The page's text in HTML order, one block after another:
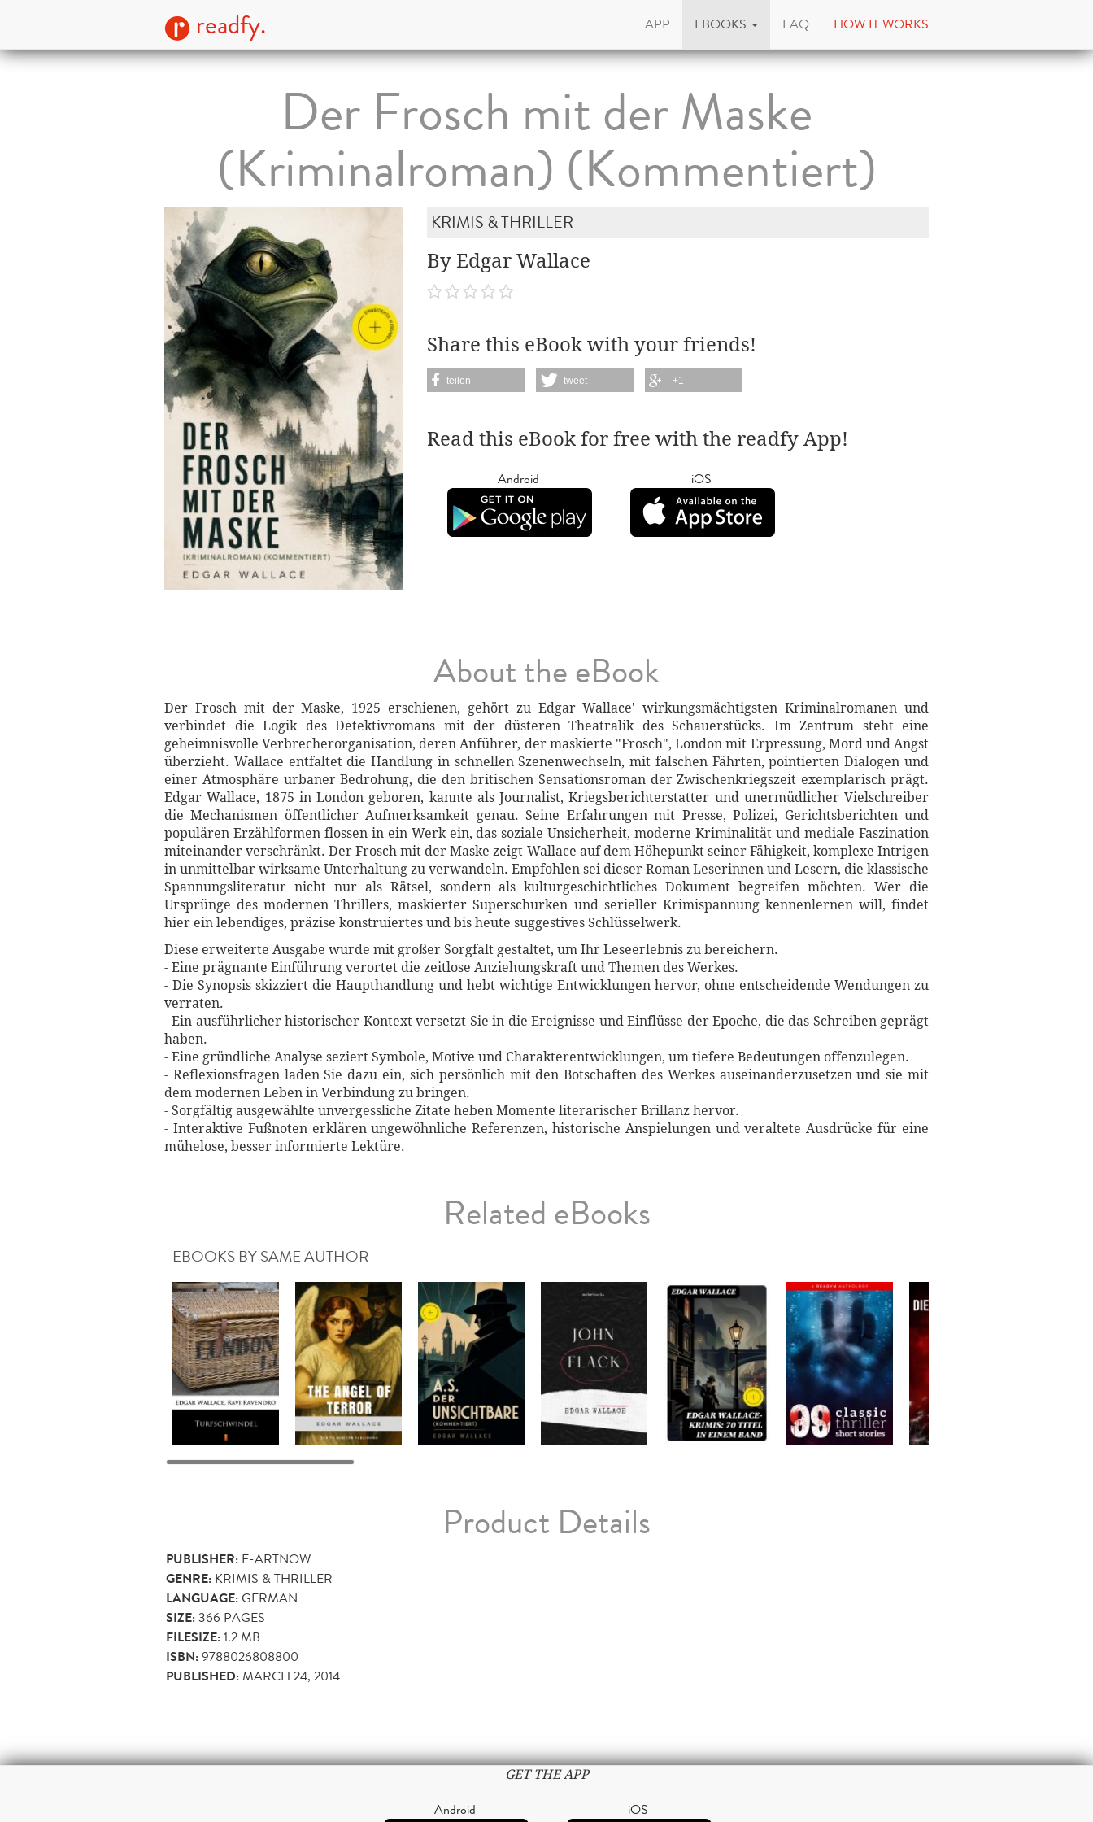
readfy. APP EBOOKS FAQ HOW IT WORKS
Der Frosch mit der Maske
(Kriminalroman) (Kommentiert)
KRIMIS & THRILLER
By Edgar Wallace
Share this eBook with your friends!
teilen tweet +1
Read this eBook for free with the readfy App!
Android iOS
About the eBook
Der Frosch mit der Maske, 1925 erschienen, gehört zu Edgar Wallace' wirkungsmächtigsten Kriminalromanen und
verbindet die Logik des Detektivromans mit der düsteren Theatralik des Schauerstücks. Im Zentrum steht eine
geheimnisvolle Verbrecherorganisation, deren Anführer, der maskierte "Frosch", London mit Erpressung, Mord und Angst
überzieht. Wallace entfaltet die Handlung in schnellen Szenenwechseln, mit falschen Fährten, pointierten Dialogen und
einer Atmosphäre urbaner Bedrohung, die den britischen Sensationsroman der Zwischenkriegszeit exemplarisch prägt.
Edgar Wallace, 1875 in London geboren, kannte als Journalist, Kriegsberichterstatter und unermüdlicher Vielschreiber
die Mechanismen öffentlicher Aufmerksamkeit genau. Seine Erfahrungen mit Presse, Polizei, Gerichtsberichten und
populären Erzählformen flossen in ein Werk ein, das soziale Unsicherheit, moderne Kriminalität und mediale Faszination
miteinander verschränkt. Der Frosch mit der Maske zeigt Wallace auf dem Höhepunkt seiner Fähigkeit, komplexe Intrigen
in unmittelbar wirksame Unterhaltung zu verwandeln. Empfohlen sei dieser Roman Leserinnen und Lesern, die klassische
Spannungsliteratur nicht nur als Rätsel, sondern als kulturgeschichtliches Dokument begreifen möchten. Wer die
Ursprünge des modernen Thrillers, maskierter Superschurken und serieller Krimispannung kennenlernen will, findet
hier ein lebendiges, präzise konstruiertes und bis heute suggestives Schlüsselwerk.
Diese erweiterte Ausgabe wurde mit großer Sorgfalt gestaltet, um Ihr Leseerlebnis zu bereichern.
- Eine prägnante Einführung verortet die zeitlose Anziehungskraft und Themen des Werkes.
- Die Synopsis skizziert die Haupthandlung und hebt wichtige Entwicklungen hervor, ohne entscheidende Wendungen zu
verraten.
- Ein ausführlicher historischer Kontext versetzt Sie in die Ereignisse und Einflüsse der Epoche, die das Schreiben geprägt
haben.
- Eine gründliche Analyse seziert Symbole, Motive und Charakterentwicklungen, um tiefere Bedeutungen offenzulegen.
- Reflexionsfragen laden Sie dazu ein, sich persönlich mit den Botschaften des Werkes auseinanderzusetzen und sie mit
dem modernen Leben in Verbindung zu bringen.
- Sorgfältig ausgewählte unvergessliche Zitate heben Momente literarischer Brillanz hervor.
- Interaktive Fußnoten erklären ungewöhnliche Referenzen, historische Anspielungen und veraltete Ausdrücke für eine
mühelose, besser informierte Lektüre.
Related eBooks
EBOOKS BY SAME AUTHOR
Product Details
PUBLISHER: E-ARTNOW
GENRE: KRIMIS & THRILLER
LANGUAGE:GERMAN
SIZE:366 PAGES
FILESIZE:1.2 MB
ISBN:9788026808800
PUBLISHED:MARCH 24, 2014
GET THE APP
Android iOS